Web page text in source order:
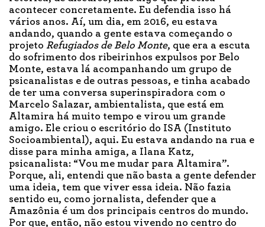
acontecer concretamente. Eu defendia isso há
vários anos. Aí, um dia, em 2016, eu estava
andando, quando a gente estava começando o
projeto Refugiados de Belo Monte, que era a escuta
do sofrimento dos ribeirinhos expulsos por Belo
Monte, estava lá acompanhando um grupo de
psicanalistas e de outras pessoas, e tinha acabado
de ter uma conversa superinspiradora com o
Marcelo Salazar, ambientalista, que está em
Altamira há muito tempo e virou um grande
amigo. Ele criou o escritório do ISA (Instituto
Socioambiental), aqui. Eu estava andando na rua e
disse para minha amiga, a Ilana Katz,
psicanalista: “Vou me mudar para Altamira”.
Porque, ali, entendi que não basta a gente defender
uma ideia, tem que viver essa ideia. Não fazia
sentido eu, como jornalista, defender que a
Amazônia é um dos principais centros do mundo.
Por que, então, não estou vivendo no centro do